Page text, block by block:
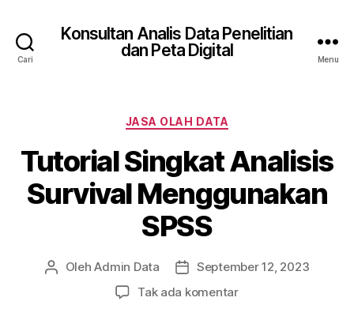
Cari
Konsultan Analis Data Penelitian
dan Peta Digital
Menu
Kategori
JASA OLAH DATA
Tutorial Singkat Analisis
Survival Menggunakan
SPSS
Penulis
OlehAdmin Data
Tanggal
artikel
September 12, 2023
Tak ada komentarpada